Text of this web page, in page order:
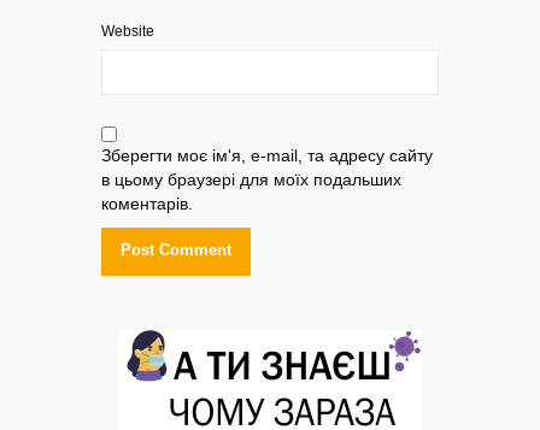
Website
Зберегти моє ім'я, e-mail, та адресу сайту
в цьому браузері для моїх подальших
коментарів.